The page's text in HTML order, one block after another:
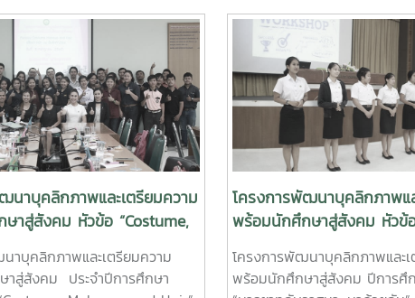
นาบุคลิกภาพและเตรียมความ
าสู่สังคม หัวข้อ “Costume,
Hair” (เสื้อผ้า หน้าผม นั้น
าบุคลิกภาพและเตรียมความ
สู่สังคม ประจำปีการศึกษา
โครงการพัฒนาบุคลิกภาพแ
พร้อมนักศึกษาสู่สังคม หัวข้
วาสนา...มาด้วยกัน” (การเดิ
ไหว้ การแต่งกาย)
โครงการพัฒนาบุคลิกภาพและ
พร้อมนักศึกษาสู่สังคม ปีการศึ